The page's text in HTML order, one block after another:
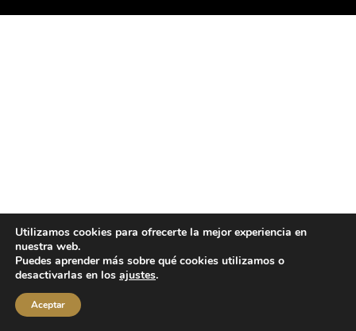
Utilizamos cookies para ofrecerte la mejor experiencia en
nuestra web.
Puedes aprender más sobre qué cookies utilizamos o
desactivarlas en los ajustes.
Aceptar